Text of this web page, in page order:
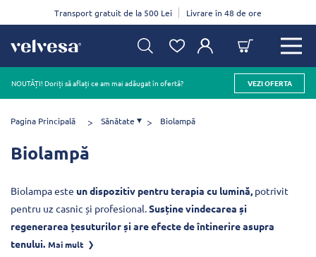
Transport gratuit de la 500 Lei Livrare în 48 de ore
NOUTĂȚI! Doriți să aflați ce am mai adăugat în ofertă? VEZI OFERTA
Pagina Principală Sănătate Biolampă
Biolampă
Biolampa este un dispozitiv pentru terapia cu lumină, potrivit
pentru uz casnic și profesional.Susține vindecarea și
regenerarea țesuturilor și are efecte de întinerire asupra
tenului. Mai mult